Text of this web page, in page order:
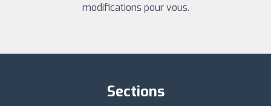
modifications pour vous.
Sections